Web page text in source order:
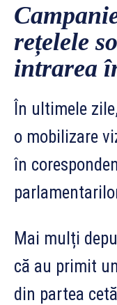
rețelele
intrarea
În ultimele
o mobilizare
în
Mai mulți
că au primit
din partea